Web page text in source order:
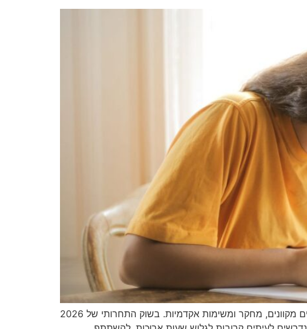
בחירת חבילת אינטרנט מתאימה היא החלטה חשובה עבור סטודנטים שצריכים חיבור יציב ואמין לצורך לימודים מקוונים, מחקר ומשימות אקדמיות. בשוק התחרותי של 2026